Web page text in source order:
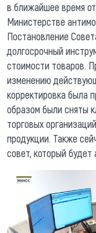
в ближайшее время
Министерстве
Постановление
долгосрочный
стоимости товаров.
изменению
корректировка была
образом были сняты
торговых
продукции. Также
совет, который